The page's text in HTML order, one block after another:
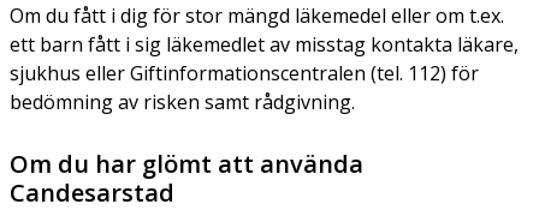
Om du fått i dig för stor mängd läkemedel eller om t.ex.
ett barn fått i sig läkemedlet av misstag kontakta läkare,
sjukhus eller Giftinformationscentralen (tel. 112) för
bedömning av risken samt rådgivning.
Om du har glömt att använda
Candesarstad